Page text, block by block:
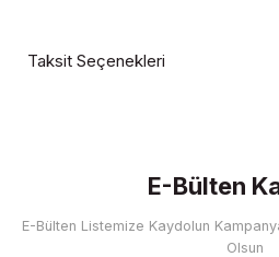
Taksit Seçenekleri
E-Bülten
E-Bülten Listemize Kaydolun
Olsun